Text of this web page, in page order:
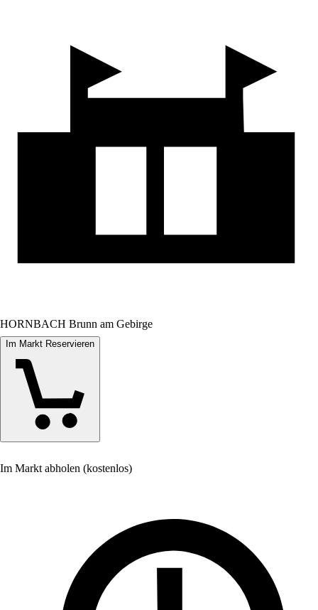
HORNBACH Brunn am Gebirge
Im Markt Reservieren
Im Markt abholen (kostenlos)